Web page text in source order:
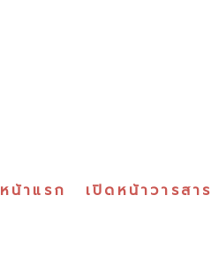
หน้าแรก เปิดหน้าวารสาร